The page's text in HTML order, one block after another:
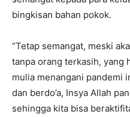
bingkisan bahan pokok.
“Tetap semangat, meski
tanpa orang terkasih, yang
mulia menangani pandemi
dan berdo’a, Insya Allah
sehingga kita bisa